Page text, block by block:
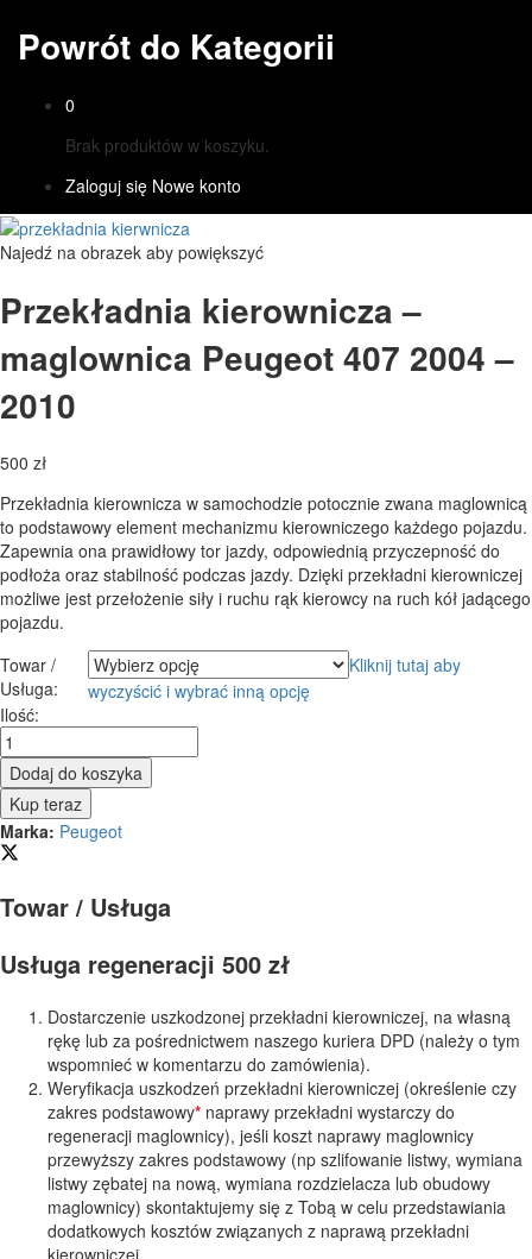
Powrót do Kategorii
0
Brak produktów w koszyku.
Zaloguj się Nowe konto
Najedź na obrazek aby powiększyć
Przekładnia kierownicza –
maglownica Peugeot 407 2004 –
2010
500 zł
Przekładnia kierownicza w samochodzie potocznie zwana maglownicą
to podstawowy element mechanizmu kierowniczego każdego pojazdu.
Zapewnia ona prawidłowy tor jazdy, odpowiednią przyczepność do
podłoża oraz stabilność podczas jazdy. Dzięki przekładni kierowniczej
możliwe jest przełożenie siły i ruchu rąk kierowcy na ruch kół jadącego
pojazdu.
Towar /
Usługa:
Kliknij tutaj aby
wyczyścić i wybrać inną opcję
Przekładnia
kierownicza
-
maglownica
Peugeot
407
2004
2010
Ilość:
Dodaj do koszyka
Kup teraz
Marka: Peugeot
Towar / Usługa
Usługa regeneracji 500 zł
Dostarczenie uszkodzonej przekładni kierowniczej, na własną
rękę lub za pośrednictwem naszego kuriera DPD (należy o tym
wspomnieć w komentarzu do zamówienia).
Weryfikacja uszkodzeń przekładni kierowniczej (określenie czy
zakres podstawowy* naprawy przekładni wystarczy do
regeneracji maglownicy), jeśli koszt naprawy maglownicy
przewyższy zakres podstawowy (np szlifowanie listwy, wymiana
listwy zębatej na nową, wymiana rozdzielacza lub obudowy
maglownicy) skontaktujemy się z Tobą w celu przedstawiania
dodatkowych kosztów związanych z naprawą przekładni